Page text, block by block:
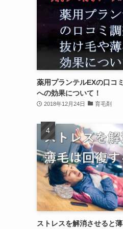
薬用プランテルEXの口コ
への効果について！
2018年12月24日 育毛剤
ストレスを解消させると